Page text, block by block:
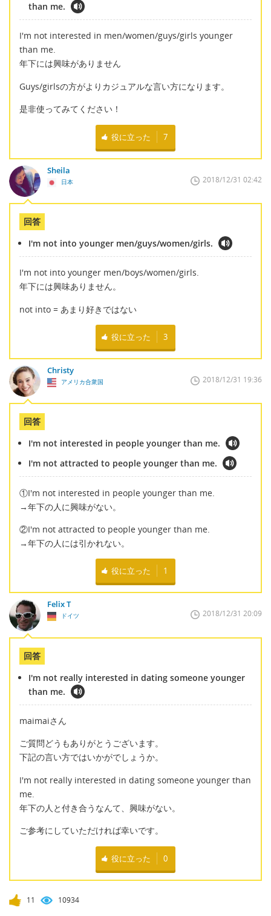
than me.
I'm not interested in men/women/guys/girls younger
than me.
年下には興味がありません
Guys/girlsの方がよりカジュアルな言い方になります。
是非使ってみてください！
役に立った 7
Sheila
日本 2018/12/31 02:42
回答
I'm not into younger men/guys/women/girls.
I'm not into younger men/boys/women/girls.
年下には興味ありません。
not into = あまり好きではない
役に立った 3
Christy
アメリカ合衆国 2018/12/31 19:36
回答
I'm not interested in people younger than me.
I'm not attracted to people younger than me.
①I'm not interested in people younger than me.
→年下の人に興味がない。
②I'm not attracted to people younger than me.
→年下の人には引かれない。
役に立った 1
Felix T
ドイツ 2018/12/31 20:09
回答
I'm not really interested in dating someone younger
than me.
maimaiさん
ご質問どうもありがとうございます。
下記の言い方ではいかがでしょうか。
I'm not really interested in dating someone younger than
me.
年下の人と付き合うなんて、興味がない。
ご参考にしていただければ幸いです。
役に立った 0
11 10934